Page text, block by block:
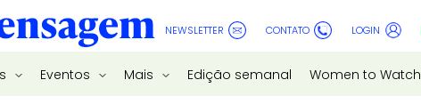
NEWSLETTER CONTATO LOGIN
Eventos Mais Edição semanal Women to Watch